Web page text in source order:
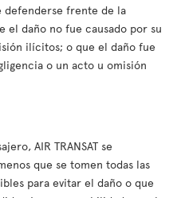
defenderse frente de la
el daño no fue causado por su
ilícitos; o que el daño fue
o un acto u omisión
AIR TRANSAT se
que se tomen todas las
para evitar el daño o que